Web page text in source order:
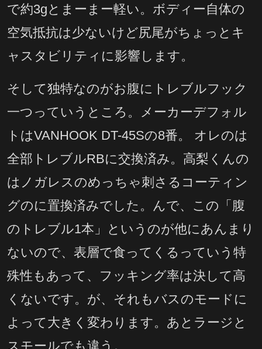
で約3gとまーまー軽い。ボディー自体の
空気抵抗は少ないけど尻尾がちょっとキ
ャスタビリティに影響します。
そして独特なのがお腹にトレブルフック
一つっていうところ。メーカーデフォル
トはVANHOOK DT-45Sの8番。 オレのは
全部トレブルRBに交換済み。高梨くんの
はノガレスのめっちゃ刺さるコーティン
グのに置換済みでした。んで、この「腹
のトレブル1本」というのが他にあんまり
ないので、表層で食ってくるっていう特
殊性もあって、フッキング率は決して高
くないです。が、それもバスのモードに
よって大きく変わります。あとラージと
スモールでも違う。